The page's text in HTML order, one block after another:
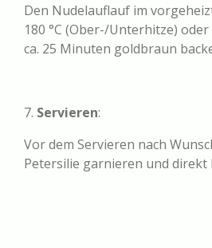
Den Nudelauflauf im
180 °C (Ober-/Unterhitze)
ca. 25 Minuten goldbraun
7. Servieren:
Vor dem Servieren nach
Petersilie garnieren und direkt